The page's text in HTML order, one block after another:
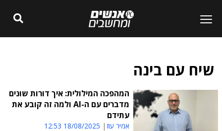
שיח עם בינה
המהפכה המילולית: איך דורות שונים
מדברים עם ה-AI ולמה זה קובע את
עתידם
אמיר עוז 18/08/2025 12:53